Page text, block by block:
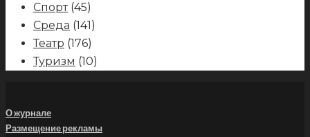
Спорт(45)
Среда (141)
Театр (176)
Туризм (10)
О журнале
Размещение рекламы